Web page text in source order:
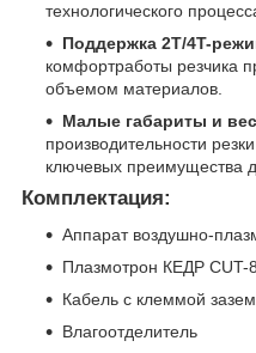
технологического
Поддержка 2T/4T-
комфортработы резчика
объемом материалов.
Малые габариты и вес
производительности
ключевых преимущества
Комплектация:
Аппарат воздушно-
Плазмотрон КЕДР CUT-
Кабель с клеммой
Влагоотделитель